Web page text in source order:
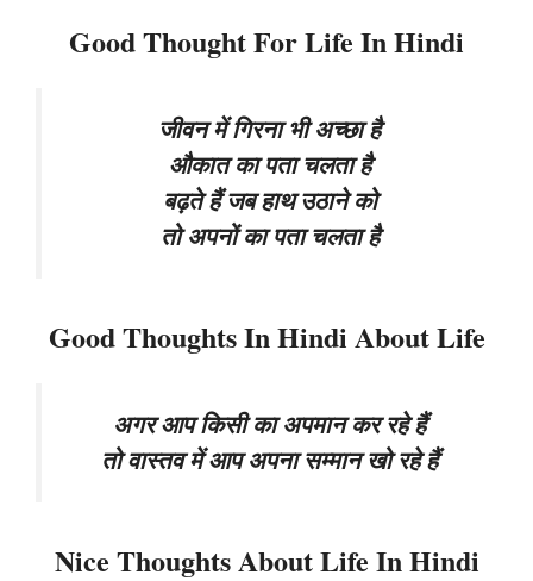
Good Thought For Life In Hindi
जीवन में गिरना भी अच्छा है
औकात का पता चलता है
बढ़ते हैं जब हाथ उठाने को
तो अपनों का पता चलता है
Good Thoughts In Hindi About Life
अगर आप किसी का अपमान कर रहे हैं
तो वास्तव में आप अपना सम्मान खो रहे हैं
Nice Thoughts About Life In Hindi